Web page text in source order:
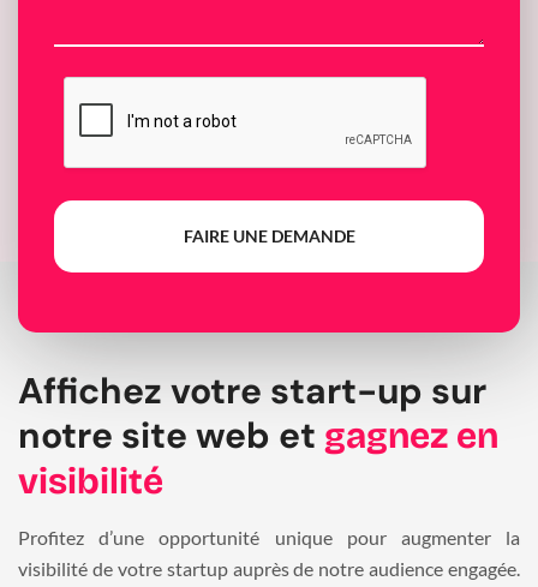
FAIRE UNE DEMANDE
Affichez votre start-up sur
notre site web et gagnez en
visibilité
Profitez d’une opportunité unique pour augmenter la
visibilité de votre startup auprès de notre audience engagée.